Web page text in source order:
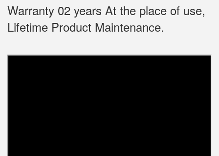
Warranty 02 years At the place of use,
Lifetime Product Maintenance.